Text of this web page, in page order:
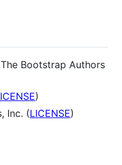
Bootstrap Authors
)
Inc. (LICENSE)